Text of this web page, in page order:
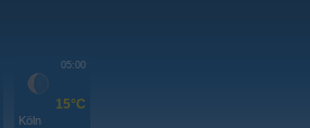
05:00
15°C
Köln